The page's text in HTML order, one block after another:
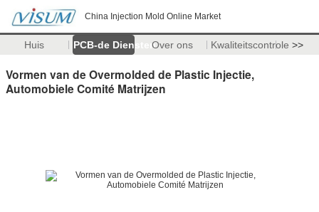
China Injection Mold Online Market
Huis PCB-de DienstenOver ons Kwaliteitscontrole >>
Vormen van de Overmolded de Plastic Injectie,
Automobiele Comité Matrijzen